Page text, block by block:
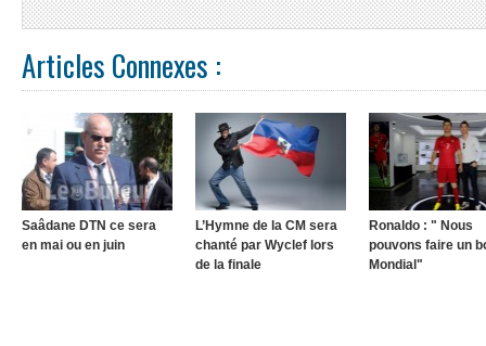
Articles Connexes :
Saâdane DTN ce sera
en mai ou en juin
L’Hymne de la CM sera
chanté par Wyclef lors
de la finale
Ronaldo : " Nous
pouvons faire un
Mondial"